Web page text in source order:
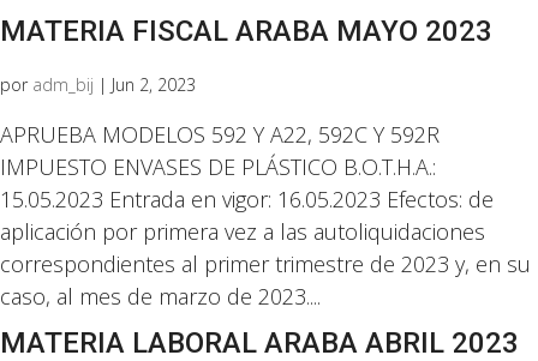
MATERIA FISCAL ARABA MAYO 2023
por adm_bij | Jun 2, 2023
APRUEBA MODELOS 592 Y A22, 592C Y 592R
IMPUESTO ENVASES DE PLÁSTICO B.O.T.H.A.:
15.05.2023 Entrada en vigor: 16.05.2023 Efectos: de
aplicación por primera vez a las autoliquidaciones
correspondientes al primer trimestre de 2023 y, en su
caso, al mes de marzo de 2023....
MATERIA LABORAL ARABA ABRIL 2023